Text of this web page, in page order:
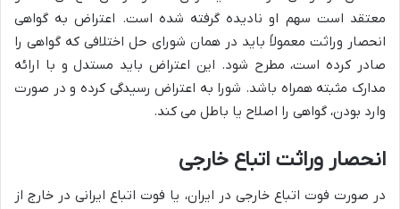
معتقد است سهم او نادیده گرفته شده است. اعتراض به گواهی
انحصار وراثت معمولاً باید در همان شورای حل اختلافی که گواهی را
صادر کرده است، مطرح شود. این اعتراض باید مستدل و با ارائه
مدارک مثبته همراه باشد. شورا به اعتراض رسیدگی کرده و در صورت
وارد بودن، گواهی را اصلاح یا باطل می کند.
انحصار وراثت اتباع خارجی
در صورت فوت اتباع خارجی در ایران، یا فوت اتباع ایرانی در خارج از